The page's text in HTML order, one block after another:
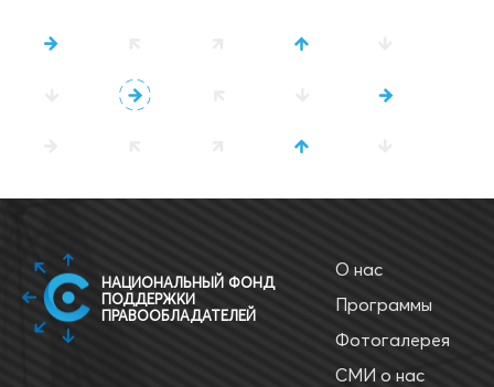
НАЦИОНАЛЬНЫЙ ФОНД
ПОДДЕРЖКИ
ПРАВООБЛАДАТЕЛЕЙ
О нас
Программы
Фотогалерея
СМИ о нас